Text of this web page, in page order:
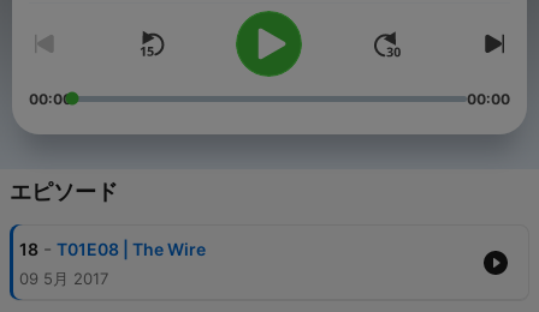
00:00 00:00
エピソード
18 - T01E08 | The Wire
09 5月 2017